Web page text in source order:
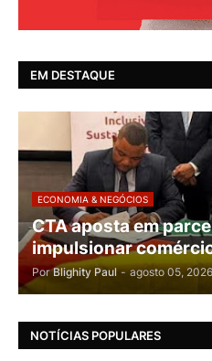
EM DESTAQUE
ECONOMIA & NEGÓCIOS
CTA aposta em
impulsionar
Por Blighity Paul - agosto 05, 2026
NOTÍCIAS POPULARES